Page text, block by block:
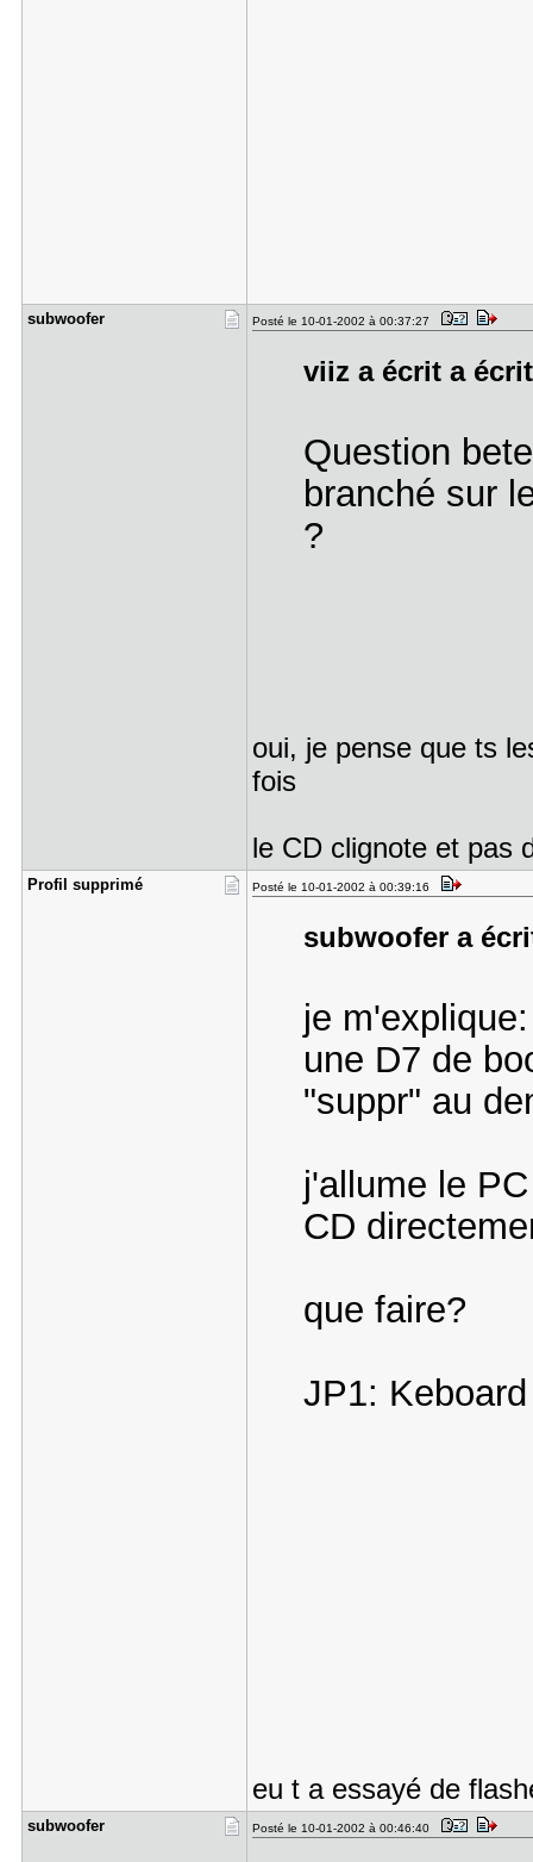
subwoofer Posté le 10-01-2002 à 00:37:27
viiz a écrit a
Question
branché sur
?
oui, je pense que ts
fois
le CD clignote et pas
Profil sup​primé Posté le 10-01-2002 à 00:39:16
subwoofer a
je
une D7 de
"suppr" au
j'allume le
CD
que faire?
JP1:
eu t a essayé de
subwoofer Posté le 10-01-2002 à 00:46:40